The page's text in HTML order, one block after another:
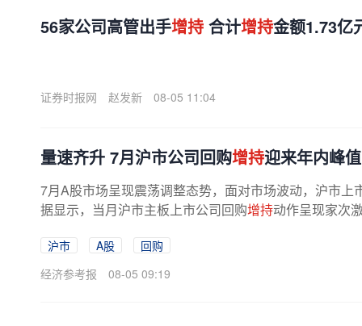
56家公司高管出手增持 合计增持金额1.73亿
证券时报网 赵发新 08-05 11:04
量速齐升 7月沪市公司回购增持迎来年内峰值
7月A股市场呈现震荡调整态势，面对市场波动，沪市上
据显示，当月沪市主板上市公司回购增持动作呈现家次
沪市 A股
回购
经济参考报
08-05 09:19